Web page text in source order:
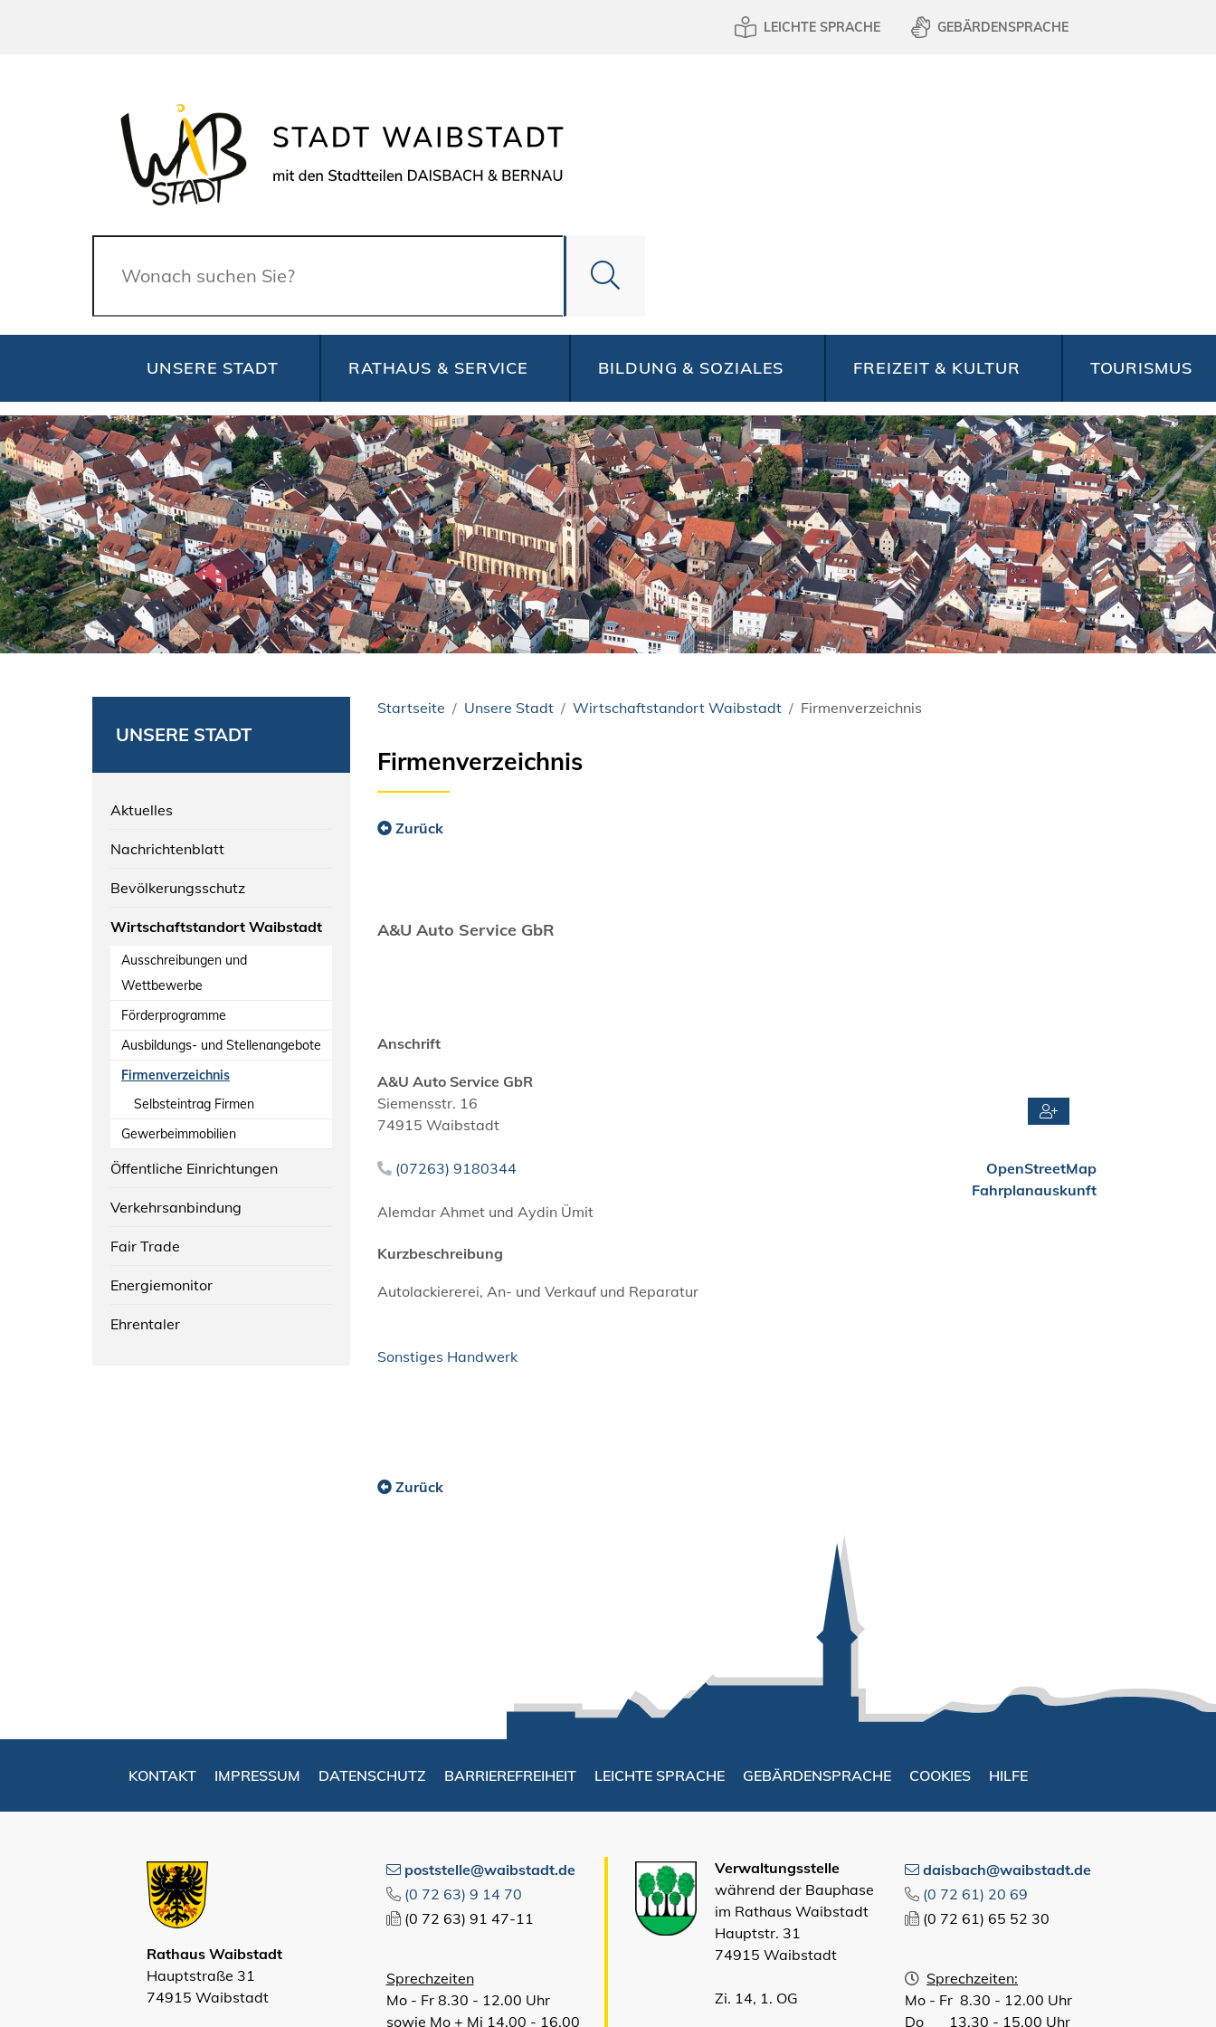
LEICHTE SPRACHE GEBÄRDENSPRACHE
Suche
UNSERE STADT RATHAUS & SERVICE BILDUNG & SOZIALES FREIZEIT & KULTUR TOURISMUS
UNSERE STADT
Aktuelles
Nachrichtenblatt
Bevölkerungsschutz
Wirtschaftstandort Waibstadt
Ausschreibungen und
Wettbewerbe
Förderprogramme
Ausbildungs- und Stellenangebote
Firmenverzeichnis
Selbsteintrag Firmen
Gewerbeimmobilien
Öffentliche Einrichtungen
Verkehrsanbindung
Fair Trade
Energiemonitor
Ehrentaler
Startseite Unsere Stadt Wirtschaftstandort Waibstadt Firmenverzeichnis
Firmenverzeichnis
Zurück
A&U Auto Service GbR
Anschrift
A&U Auto Service GbR
Siemensstr. 16
74915 Waibstadt
OpenStreetMap
Fahrplanauskunft
(07263) 9180344
Alemdar Ahmet und Aydin Ümit
Kurzbeschreibung
Autolackiererei, An- und Verkauf und Reparatur
Sonstiges Handwerk
Zurück
KONTAKT IMPRESSUM DATENSCHUTZ BARRIEREFREIHEIT LEICHTE SPRACHE GEBÄRDENSPRACHE COOKIES HILFE
Rathaus Waibstadt
Hauptstraße 31
74915 Waibstadt
poststelle@waibstadt.de
(0 72 63) 9 14 70
(0 72 63) 91 47-11
Sprechzeiten
Mo - Fr 8.30 - 12.00 Uhr
sowie Mo + Mi 14.00 - 16.00
Verwaltungsstelle
während der Bauphase
im Rathaus Waibstadt
Hauptstr. 31
74915 Waibstadt
Zi. 14, 1. OG
daisbach@waibstadt.de
(0 72 61) 20 69
(0 72 61) 65 52 30
Sprechzeiten:
Mo - Fr 8.30 - 12.00 Uhr
Do 13.30 - 15.00 Uhr